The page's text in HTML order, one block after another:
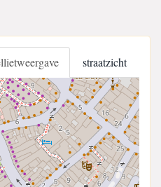
straatzicht